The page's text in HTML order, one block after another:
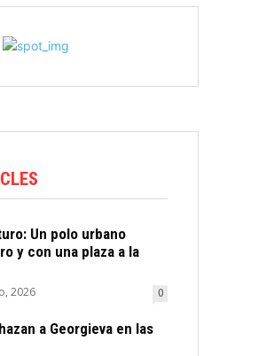
Un polo urbano
y con una plaza a la
2026 0
a Georgieva en las